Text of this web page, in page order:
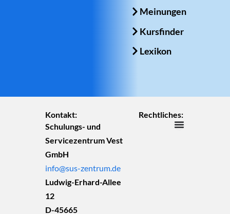
Meinungen
Kursfinder
Lexikon
Kontakt:
Schulungs- und
Servicezentrum Vest
GmbH
info@sus-zentrum.de
Ludwig-Erhard-Allee
12
D-45665
Rechtliches: